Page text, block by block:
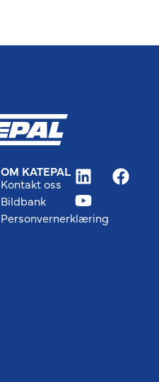
OM KATEPAL
Kontakt oss
Bildbank
Personvernerklæring